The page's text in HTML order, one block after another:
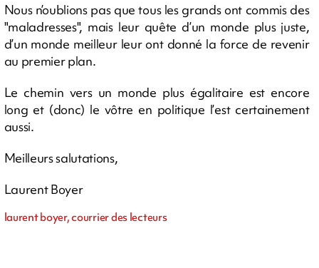
Nous n’oublions pas que tous les grands ont commis des
"maladresses", mais leur quête d’un monde plus juste,
d’un monde meilleur leur ont donné la force de revenir
au premier plan.
Le chemin vers un monde plus égalitaire est encore
long et (donc) le vôtre en politique l’est certainement
aussi.
Meilleurs salutations,
Laurent Boyer
laurent boyer, courrier des lecteurs